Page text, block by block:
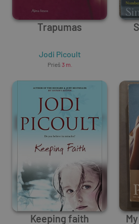
Trapumas
Jodi Picoult
Prieš 3 m.
Keeping faith